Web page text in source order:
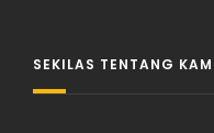
SEKILAS TENTANG